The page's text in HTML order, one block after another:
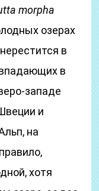
morpha
озерах
в
в
западе
и
на
хотя